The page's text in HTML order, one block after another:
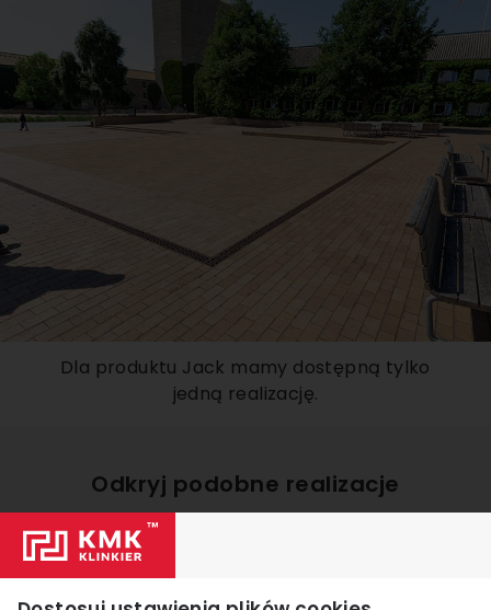
Dla produktu Jack mamy dostępną tylko
jedną realizację.
Odkryj podobne realizacje